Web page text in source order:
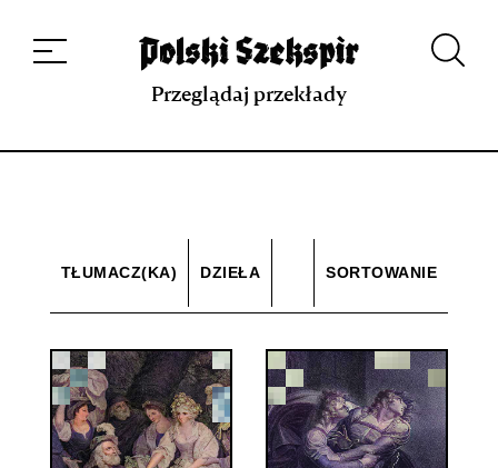
projekcie
Kontakt Indeks strony Aplikacja
Repozytorium XIX w.
Przeglądaj przekłady
TŁUMACZ(KA) DZIEŁA SORTOWANIE